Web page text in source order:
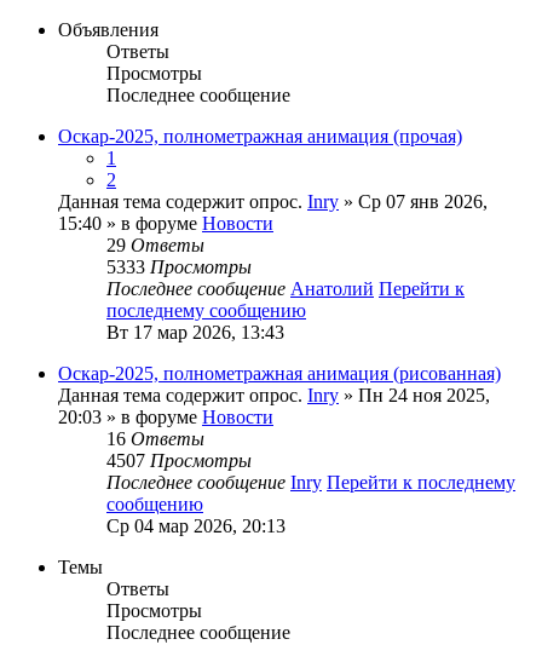
Объявления
Ответы
Просмотры
Последнее сообщение
Оскар-2025, полнометражная анимация (прочая)
1
2
Данная тема содержит опрос. Inry » Ср 07 янв 2026,
15:40 » в форуме Новости
29 Ответы
5333 Просмотры
Последнее сообщение Анатолий Перейти к
последнему сообщению
Вт 17 мар 2026, 13:43
Оскар-2025, полнометражная анимация (рисованная)
Данная тема содержит опрос. Inry » Пн 24 ноя 2025,
20:03 » в форуме Новости
16 Ответы
4507 Просмотры
Последнее сообщение Inry Перейти к последнему
сообщению
Ср 04 мар 2026, 20:13
Темы
Ответы
Просмотры
Последнее сообщение